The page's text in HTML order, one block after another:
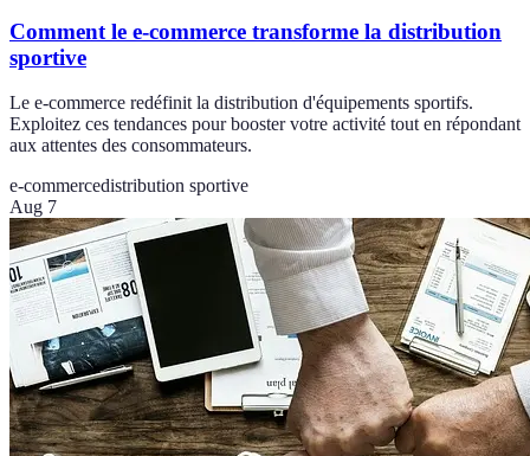
Comment le e-commerce transforme la distribution
sportive
Le e-commerce redéfinit la distribution d'équipements sportifs.
Exploitez ces tendances pour booster votre activité tout en répondant
aux attentes des consommateurs.
e-commercedistribution sportive
Aug 7